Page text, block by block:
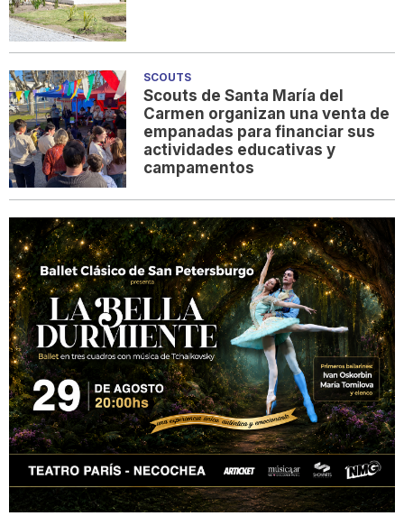
SCOUTS
Scouts de Santa María del
Carmen organizan una venta de
empanadas para financiar sus
actividades educativas y
campamentos